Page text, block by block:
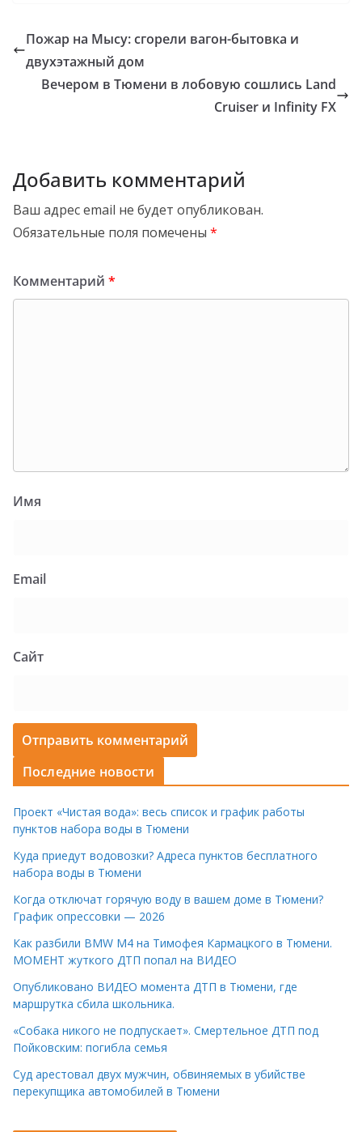
Пожар на Мысу: сгорели вагон-бытовка и
двухэтажный дом
Вечером в Тюмени в лобовую сошлись Land
Cruiser и Infinity FX
Добавить комментарий
Ваш адрес email не будет опубликован.
Обязательные поля помечены *
Комментарий *
Имя
Email
Сайт
Последние новости
Проект «Чистая вода»: весь список и график работы
пунктов набора воды в Тюмени
Куда приедут водовозки? Адреса пунктов бесплатного
набора воды в Тюмени
Когда отключат горячую воду в вашем доме в Тюмени?
График опрессовки — 2026
Как разбили BMW M4 на Тимофея Кармацкого в Тюмени.
МОМЕНТ жуткого ДТП попал на ВИДЕО
Опубликовано ВИДЕО момента ДТП в Тюмени, где
маршрутка сбила школьника.
«Собака никого не подпускает». Смертельное ДТП под
Пойковским: погибла семья
Суд арестовал двух мужчин, обвиняемых в убийстве
перекупщика автомобилей в Тюмени